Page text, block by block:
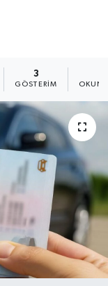
3
GÖSTERIM